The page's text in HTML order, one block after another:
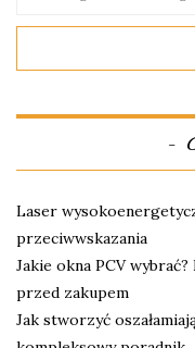
Laser
przeciwwskazania
Jakie okna PCV
przed zakupem
Jak stworzyć